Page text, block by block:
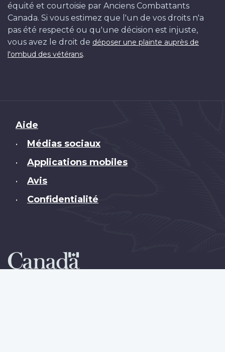
équité et courtoisie par Anciens Combattants
Canada. Si vous estimez que l'un de vos droits n'a
pas été respecté ou qu'une décision est injuste,
vous avez le droit de déposer une plainte auprès de
l'ombud des vétérans.
Brand
Aide
• Médias sociaux
• Applications mobiles
• Avis
• Confidentialité